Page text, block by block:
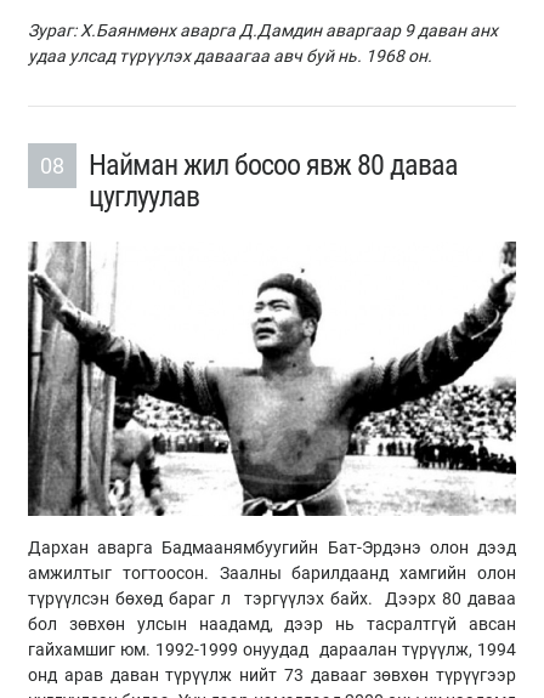
Зураг: Х.Баянмөнх аварга Д.Дамдин аваргаар 9 даван анх
удаа улсад түрүүлэх даваагаа авч буй нь. 1968 он.
08
Найман жил босоо явж 80 даваа
цуглуулав
Дархан аварга Бадмаанямбуугийн Бат-Эрдэнэ олон дээд
амжилтыг тогтоосон. Заалны барилдаанд хамгийн олон
түрүүлсэн бөхөд бараг л тэргүүлэх байх. Дээрх 80 даваа
бол зөвхөн улсын наадамд, дээр нь тасралтгүй авсан
гайхамшиг юм. 1992-1999 онуудад дараалан түрүүлж, 1994
онд арав даван түрүүлж нийт 73 давааг зөвхөн түрүүгээр